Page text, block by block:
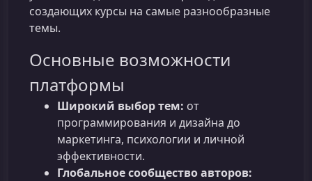
создающих курсы на самые разнообразные
темы.
Основные возможности
платформы
Широкий выбор тем: от
программирования и дизайна до
маркетинга, психологии и личной
эффективности.
Глобальное сообщество авторов: